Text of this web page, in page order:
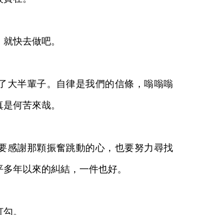
快去做吧。
大半輩子。自律是我們的信條，嗡嗡嗡
何苦來哉。
感謝那顆振奮跳動的心，也要努力尋找
年以來的糾結，一件也好。
。